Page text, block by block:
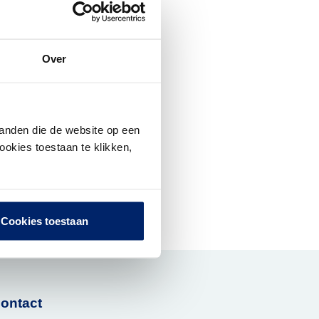
(Deze link opent in een nieuw
Over
die de website op een
toestaan te klikken,
Cookies toestaan